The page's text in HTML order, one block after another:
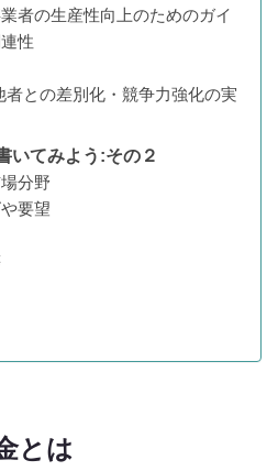
業者の生産性向上のためのガイ
性
者との差別化・競争力強化の実
いてみよう:その２
分野
要望
とは